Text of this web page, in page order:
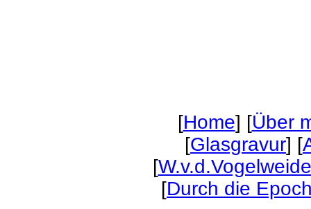
[Home] [Über
[Glasgravur] [
[W.v.d.Vogelweide
[Durch die